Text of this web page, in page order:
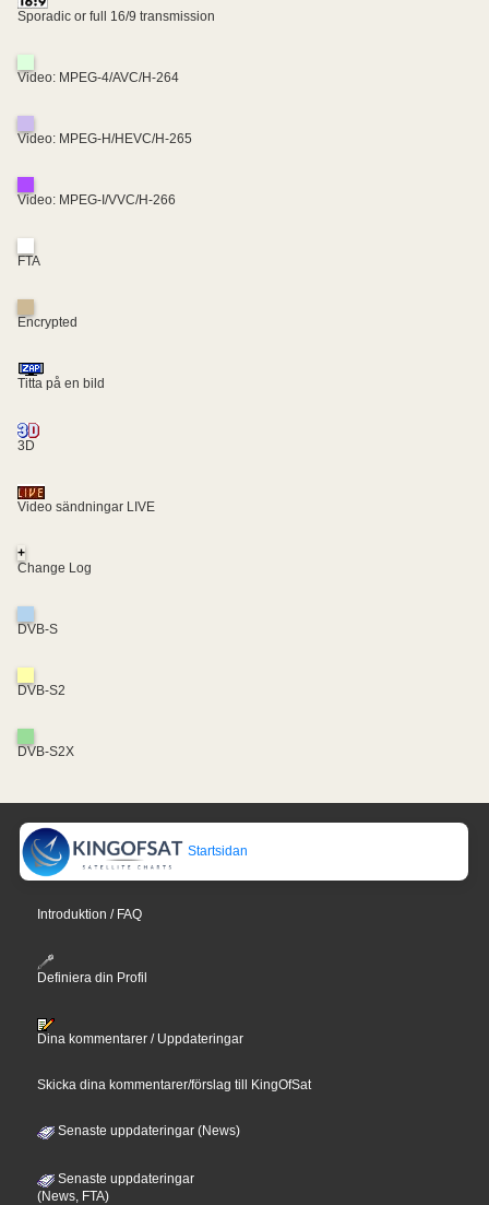
Sporadic or full 16/9 transmission
Video: MPEG-4/AVC/H-264
Video: MPEG-H/HEVC/H-265
Video: MPEG-I/VVC/H-266
FTA
Encrypted
Titta på en bild
3D
Video sändningar LIVE
+
Change Log
DVB-S
DVB-S2
DVB-S2X
Startsidan
Introduktion / FAQ
Definiera din Profil
Dina kommentarer / Uppdateringar
Skicka dina kommentarer/förslag till KingOfSat
Senaste uppdateringar (News)
Senaste uppdateringar
(News, FTA)